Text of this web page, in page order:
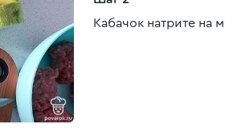
Кабачок натрите на